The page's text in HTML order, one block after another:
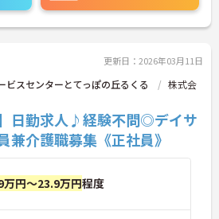
更新日：2026年03月11日
ビスセンターとてっぽの丘るくる
株式会
】日勤求人♪経験不問◎デイサ
兼介護職募集《正社員》
万円～23.9万円程度